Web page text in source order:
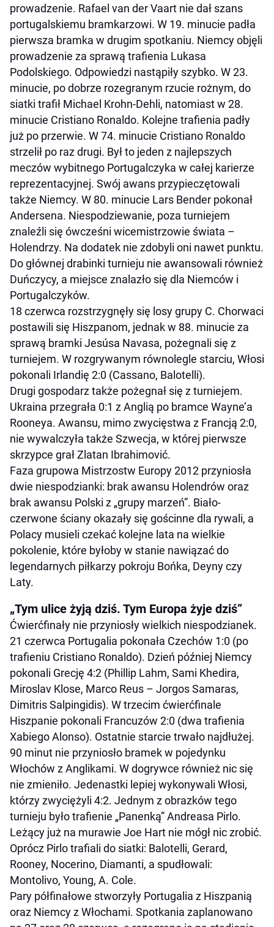
prowadzenie. Rafael van der Vaart nie dał szans
portugalskiemu bramkarzowi. W 19. minucie padła
pierwsza bramka w drugim spotkaniu. Niemcy objęli
prowadzenie za sprawą trafienia Lukasa
Podolskiego. Odpowiedzi nastąpiły szybko. W 23.
minucie, po dobrze rozegranym rzucie rożnym, do
siatki trafił Michael Krohn-Dehli, natomiast w 28.
minucie Cristiano Ronaldo. Kolejne trafienia padły
już po przerwie. W 74. minucie Cristiano Ronaldo
strzelił po raz drugi. Był to jeden z najlepszych
meczów wybitnego Portugalczyka w całej karierze
reprezentacyjnej. Swój awans przypieczętowali
także Niemcy. W 80. minucie Lars Bender pokonał
Andersena. Niespodziewanie, poza turniejem
znaleźli się ówcześni wicemistrzowie świata –
Holendrzy. Na dodatek nie zdobyli oni nawet punktu.
Do głównej drabinki turnieju nie awansowali również
Duńczycy, a miejsce znalazło się dla Niemców i
Portugalczyków.
18 czerwca rozstrzygnęły się losy grupy C. Chorwaci
postawili się Hiszpanom, jednak w 88. minucie za
sprawą bramki Jesúsa Navasa, pożegnali się z
turniejem. W rozgrywanym równolegle starciu, Włosi
pokonali Irlandię 2:0 (Cassano, Balotelli).
Drugi gospodarz także pożegnał się z turniejem.
Ukraina przegrała 0:1 z Anglią po bramce Wayne’a
Rooneya. Awansu, mimo zwycięstwa z Francją 2:0,
nie wywalczyła także Szwecja, w której pierwsze
skrzypce grał Zlatan Ibrahimović.
Faza grupowa Mistrzostw Europy 2012 przyniosła
dwie niespodzianki: brak awansu Holendrów oraz
brak awansu Polski z „grupy marzeń”. Biało-
czerwone ściany okazały się gościnne dla rywali, a
Polacy musieli czekać kolejne lata na wielkie
pokolenie, które byłoby w stanie nawiązać do
legendarnych piłkarzy pokroju Bońka, Deyny czy
Laty.
„Tym ulice żyją dziś. Tym Europa żyje dziś”
Ćwierćfinały nie przyniosły wielkich niespodzianek.
21 czerwca Portugalia pokonała Czechów 1:0 (po
trafieniu Cristiano Ronaldo). Dzień później Niemcy
pokonali Grecję 4:2 (Phillip Lahm, Sami Khedira,
Miroslav Klose, Marco Reus – Jorgos Samaras,
Dimitris Salpingidis). W trzecim ćwierćfinale
Hiszpanie pokonali Francuzów 2:0 (dwa trafienia
Xabiego Alonso). Ostatnie starcie trwało najdłużej.
90 minut nie przyniosło bramek w pojedynku
Włochów z Anglikami. W dogrywce również nic się
nie zmieniło. Jedenastki lepiej wykonywali Włosi,
którzy zwyciężyli 4:2. Jednym z obrazków tego
turnieju było trafienie „Panenką” Andreasa Pirlo.
Leżący już na murawie Joe Hart nie mógł nic zrobić.
Oprócz Pirlo trafiali do siatki: Balotelli, Gerard,
Rooney, Nocerino, Diamanti, a spudłowali:
Montolivo, Young, A. Cole.
Pary półfinałowe stworzyły Portugalia z Hiszpanią
oraz Niemcy z Włochami. Spotkania zaplanowano